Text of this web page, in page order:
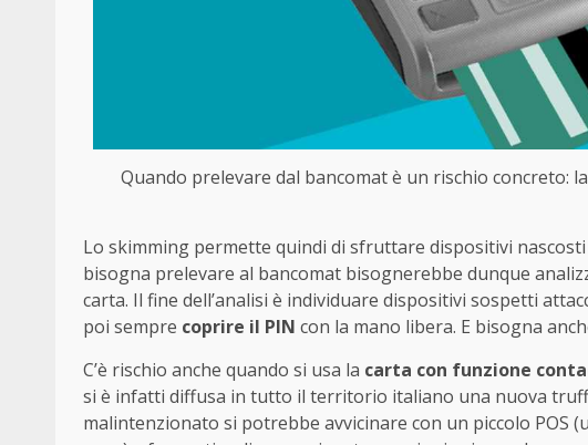
Quando prelevare dal bancomat è un rischio
Lo skimming permette quindi di sfruttare dispositivi
bisogna prelevare al bancomat bisognerebbe dunque
carta. Il fine dell’analisi è individuare dispositivi sospetti
poi sempre coprire il PIN con la mano libera. E bisogna
C’è rischio anche quando si usa la carta con funzione
si è infatti diffusa in tutto il territorio italiano una nuova
malintenzionato si potrebbe avvicinare con un piccolo POS